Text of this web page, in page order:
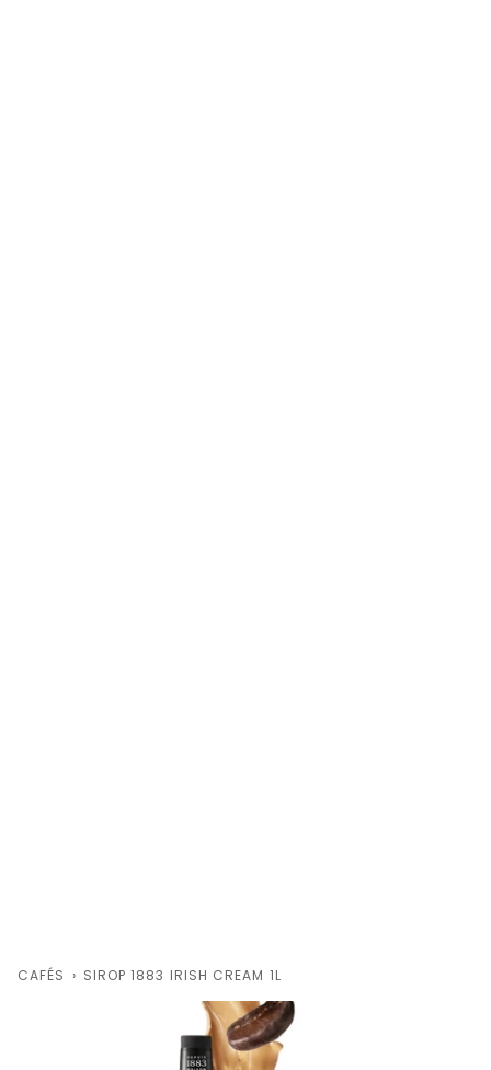
CAFÉS › SIROP 1883 IRISH CREAM 1L